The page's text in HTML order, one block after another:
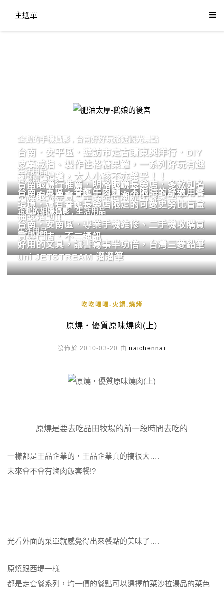
主選單
肥油太厚-鵝娘的後宮
企鵝的手機攝影 台南好好玩旅遊觀光景點
台南．安平區．遊訪市定古蹟東興洋行．DIY
皮革戒指、製作性格糖果罐，一系列好玩有趣
的手作體驗，大人小孩不亦樂乎！！
生活用品
台南眼鏡行推薦．明格眼鏡長榮店．多款知名
品牌眼鏡專賣．掌握時尚潮流配鏡美學。
餐廳體驗
台南．東區．眷麵牛肉麵．不限時的舒適用餐
環境．還有眷麵長榮店限定的可愛史努比盲盒
抽獎活動!!
企鵝的相機攝影,生活用品
台南．安南區．專業手機維修、二手機收購買
賣專門店．不二通訊
生活用品
好用的文具，讓書寫事半功倍，台灣三菱鉛筆
uni JETSTREAM 溜溜筆
吃吃喝喝-火鍋.燒烤
原燒‧優質原味燒肉(上)
發佈於 2010-03-20 由naichennai
原燒是要去吃品田牧場的前一段時間去吃的
一樣都是王品企業的，王品企業真的搞很大….
未來會不會有滷肉飯套餐!?
光看外面的菜單就感覺得出來餐點的美味了….
原燒跟西堤一樣
都是走套餐系列，均一價的餐點可以選擇前菜沙拉湯品的菜色